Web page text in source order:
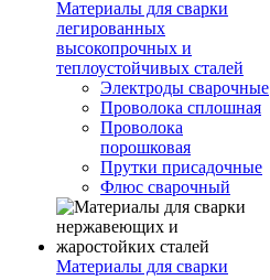
Материалы для сварки
легированных
высокопрочных и
теплоустойчивых сталей
Электроды сварочные
Проволока сплошная
Проволока
порошковая
Прутки присадочные
Флюс сварочный
Материалы для сварки